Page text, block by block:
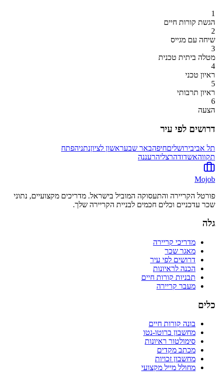
1
הגשת קורות חיים
2
שיחה עם מגייס
3
מטלה ביתית טכנית
4
ראיון טכני
5
ראיון תרבותי
6
הצעה
דרושים לפי עיר
תל אביבירושליםחיפהבאר שבעראשון לציוןנתניהפתח
תקווהאשדודהרצליהרעננה
Mojob
פורטל הקריירה והתעסוקה המוביל בישראל. מדריכים מקצועיים, נתוני
שכר עדכניים וכלים חכמים לבניית הקריירה שלך.
גלה
מדריכי קריירה
מאגר שכר
דרושים לפי עיר
הכנה לראיונות
תבניות קורות חיים
מעבר קריירה
כלים
בונה קורות חיים
מחשבון ברוטו-נטו
סימולטור ראיונות
מכתב מקדים
מחשבון זכויות
מחולל מייל מקצועי